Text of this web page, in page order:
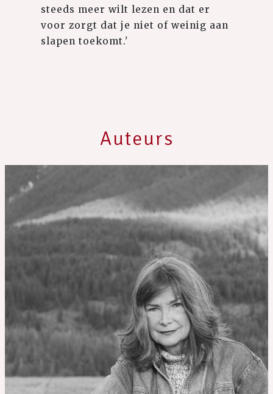
steeds meer wilt lezen en dat er
voor zorgt dat je niet of weinig aan
slapen toekomt.'
Auteurs